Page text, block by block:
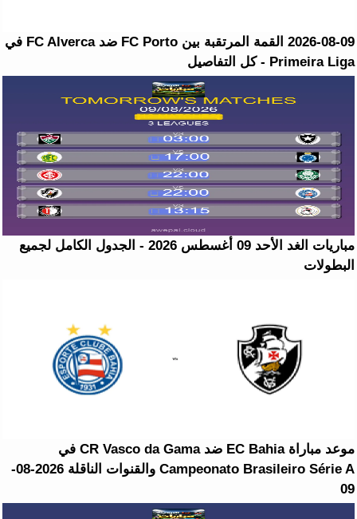
2026-08-09 القمة المرتقبة بين FC Porto ضد FC Alverca في
Primeira Liga - كل التفاصيل
مباريات الغد الأحد 09 أغسطس 2026 - الجدول الكامل لجميع
البطولات
موعد مباراة EC Bahia ضد CR Vasco da Gama في
Campeonato Brasileiro Série A والقنوات الناقلة 2026-08-
09